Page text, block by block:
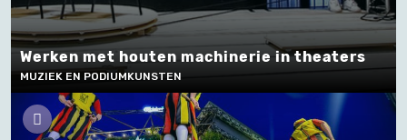
Werken met houten machinerie in theaters
MUZIEK EN PODIUMKUNSTEN